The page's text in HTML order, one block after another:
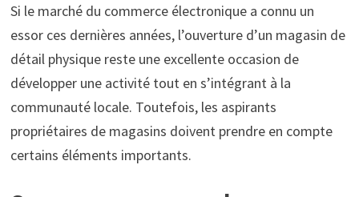
Si le marché du commerce électronique a connu un
essor ces dernières années, l’ouverture d’un magasin de
détail physique reste une excellente occasion de
développer une activité tout en s’intégrant à la
communauté locale. Toutefois, les aspirants
propriétaires de magasins doivent prendre en compte
certains éléments importants.